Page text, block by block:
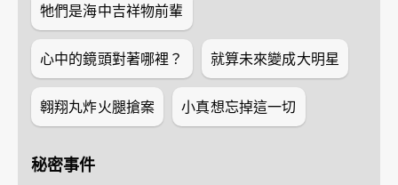
牠們是海中吉祥物前輩
心中的鏡頭對著哪裡？ 就算未來變成大明星
翱翔丸炸火腿搶案 小真想忘掉這一切
秘密事件